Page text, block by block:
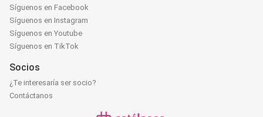
Síguenos en Facebook
Síguenos en Instagram
Síguenos en Youtube
Síguenos en TikTok
Socios
¿Te interesaría ser socio?
Contáctanos